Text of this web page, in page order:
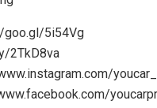
goo.gl/5i54Vg
2TkD8va